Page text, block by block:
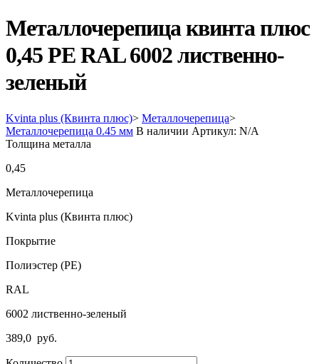
Металлочерепица квинта плюс
0,45 PE RAL 6002 лиственно-
зеленый
Kvinta plus (Квинта плюс)> Металлочерепица>
Металлочерепица 0.45 мм В наличии Артикул: N/A
Толщина металла
0,45
Металлочерепица
Kvinta plus (Квинта плюс)
Покрытие
Полиэстер (PE)
RAL
6002 лиственно-зеленый
389,0 руб.